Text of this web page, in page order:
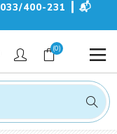
033/400-231
📬
(0)